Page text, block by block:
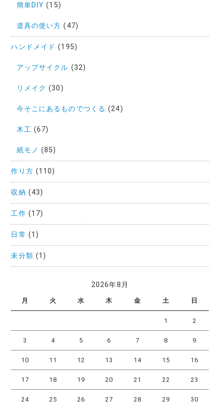
簡単DIY (15)
道具の使い方 (47)
ハンドメイド (195)
アップサイクル (32)
リメイク (30)
今そこにあるものでつくる (24)
木工 (67)
紙モノ (85)
作り方 (110)
収納 (43)
工作 (17)
日常 (1)
未分類 (1)
2026年8月
月 火 水 木 金 土 日
1 2
3 4 5 6 7 8 9
10 11 12 13 14 15 16
17 18 19 20 21 22 23
24 25 26 27 28 29 30